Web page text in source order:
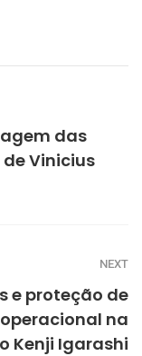
das
Vinicius
NEXT
e proteção de
na
Kenji Igarashi